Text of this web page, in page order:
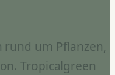
rund um Pflanzen,
Tropicalgreen